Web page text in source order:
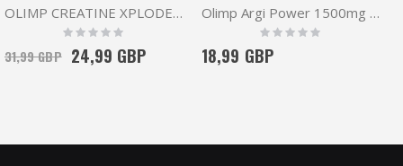
OLIMP CREATINE XPLODE flavoured 500G
Rating:
24,99 GBP
31,99 GBP
Olimp Argi Power 1500mg Mega Caps 120 caps
Rating:
18,99 GBP